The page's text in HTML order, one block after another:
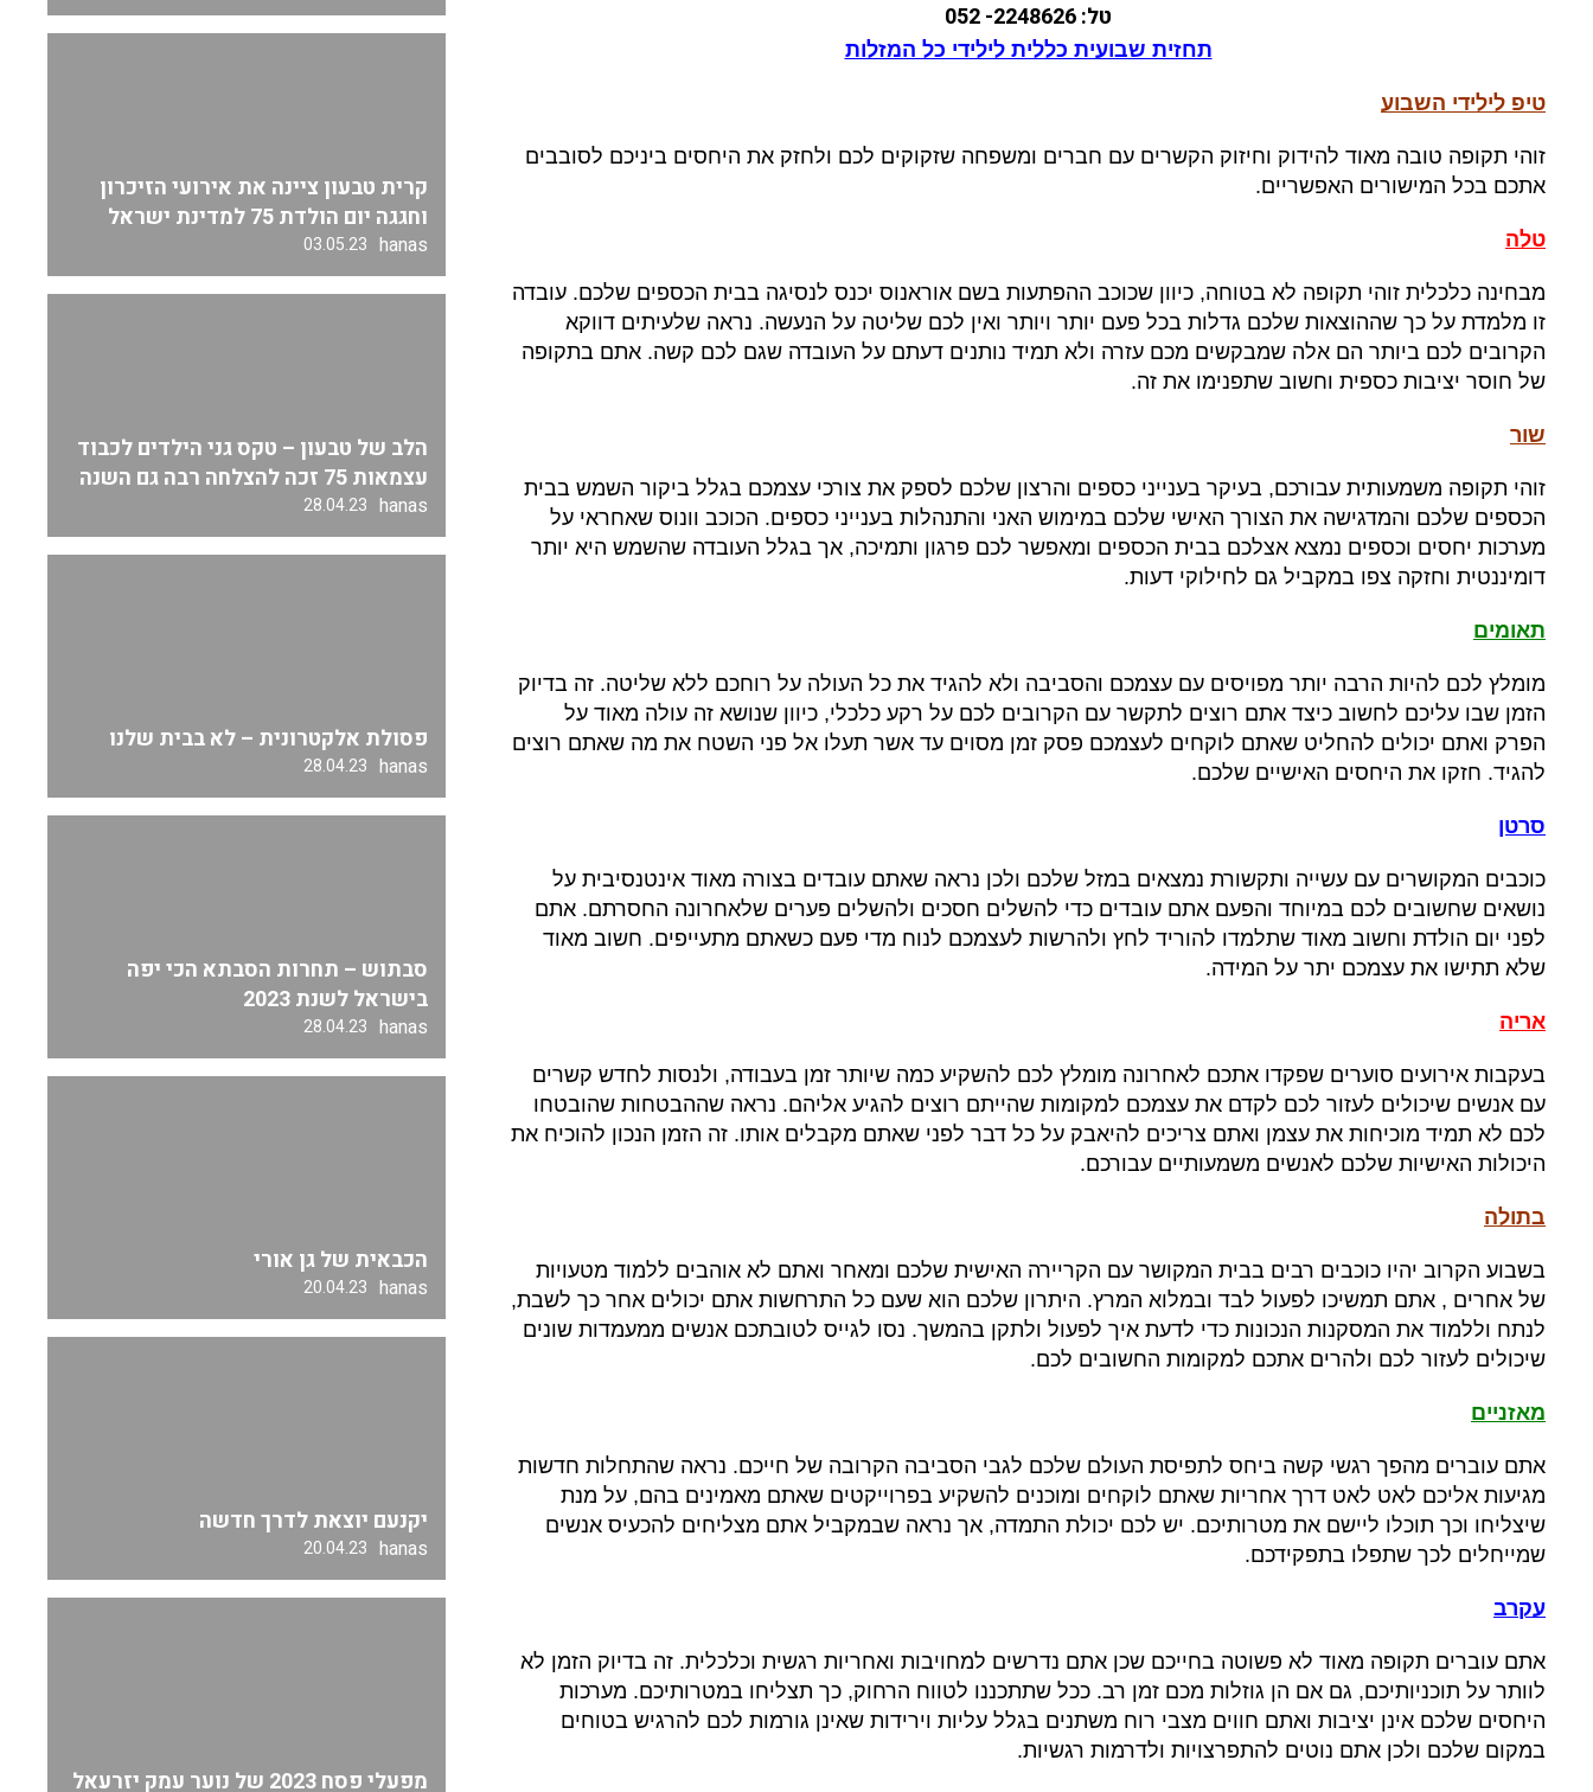
טל:
052
תחזית שבועית כללית לילידי כל המזלות
טיפ לילידי השבוע
זוהי תקופה טובה מאוד להידוק וחיזוק הקשרים עם חברים ומשפחה שזקוקים לכם ולחזק את היחסים ביניכם לסובבים
אתכם בכל המישורים האפשריים.
טלה
מבחינה כלכלית זוהי תקופה לא בטוחה, כיוון שכוכב ההפתעות בשם אוראנוס יכנס לנסיגה בבית הכספים שלכם. עובדה
זו מלמדת על כך שההוצאות שלכם גדלות בכל פעם יותר ויותר ואין לכם שליטה על הנעשה. נראה שלעיתים דווקא
הקרובים לכם ביותר הם אלה שמבקשים מכם עזרה ולא תמיד נותנים דעתם על העובדה שגם לכם קשה. אתם בתקופה
של חוסר יציבות כספית וחשוב שתפנימו את זה.
שור
זוהי תקופה משמעותית עבורכם, בעיקר בענייני כספים והרצון שלכם לספק את צורכי עצמכם בגלל ביקור השמש בבית
הכספים שלכם והמדגישה את הצורך האישי שלכם במימוש האני והתנהלות בענייני כספים. הכוכב וונוס שאחראי על
מערכות יחסים וכספים נמצא אצלכם בבית הכספים ומאפשר לכם פרגון ותמיכה, אך בגלל העובדה שהשמש היא יותר
דומיננטית וחזקה צפו במקביל גם לחילוקי דעות.
תאומים
מומלץ לכם להיות הרבה יותר מפויסים עם עצמכם והסביבה ולא להגיד את כל העולה על רוחכם ללא שליטה. זה בדיוק
הזמן שבו עליכם לחשוב כיצד אתם רוצים לתקשר עם הקרובים לכם על רקע כלכלי, כיוון שנושא זה עולה מאוד על
הפרק ואתם יכולים להחליט שאתם לוקחים לעצמכם פסק זמן מסוים עד אשר תעלו אל פני השטח את מה שאתם רוצים
להגיד. חזקו את היחסים האישיים שלכם.
סרטן
כוכבים המקושרים עם עשייה ותקשורת נמצאים במזל שלכם ולכן נראה שאתם עובדים בצורה מאוד אינטנסיבית על
נושאים שחשובים לכם במיוחד והפעם אתם עובדים כדי להשלים חסכים ולהשלים פערים שלאחרונה החסרתם. אתם
לפני יום הולדת וחשוב מאוד שתלמדו להוריד לחץ ולהרשות לעצמכם לנוח מדי פעם כשאתם מתעייפים. חשוב מאוד
שלא תתישו את עצמכם יתר על המידה.
אריה
בעקבות אירועים סוערים שפקדו אתכם לאחרונה מומלץ לכם להשקיע כמה שיותר זמן בעבודה, ולנסות לחדש קשרים
עם אנשים שיכולים לעזור לכם לקדם את עצמכם למקומות שהייתם רוצים להגיע אליהם. נראה שההבטחות שהובטחו
לכם לא תמיד מוכיחות את עצמן ואתם צריכים להיאבק על כל דבר לפני שאתם מקבלים אותו. זה הזמן הנכון להוכיח את
היכולות האישיות שלכם לאנשים משמעותיים עבורכם.
בתולה
בשבוע הקרוב יהיו כוכבים רבים בבית המקושר עם הקריירה האישית שלכם ומאחר ואתם לא אוהבים ללמוד מטעויות
של אחרים , אתם תמשיכו לפעול לבד ובמלוא המרץ. היתרון שלכם הוא שעם כל התרחשות אתם יכולים אחר כך לשבת,
לנתח וללמוד את המסקנות הנכונות כדי לדעת איך לפעול ולתקן בהמשך. נסו לגייס לטובתכם אנשים ממעמדות שונים
שיכולים לעזור לכם ולהרים אתכם למקומות החשובים לכם.
מאזניים
אתם עוברים מהפך רגשי קשה ביחס לתפיסת העולם שלכם לגבי הסביבה הקרובה של חייכם. נראה שהתחלות חדשות
מגיעות אליכם לאט לאט דרך אחריות שאתם לוקחים ומוכנים להשקיע בפרוייקטים שאתם מאמינים בהם, על מנת
שיצליחו וכך תוכלו ליישם את מטרותיכם. יש לכם יכולת התמדה, אך נראה שבמקביל אתם מצליחים להכעיס אנשים
שמייחלים לכך שתפלו בתפקידכם.
עקרב
אתם עוברים תקופה מאוד לא פשוטה בחייכם שכן אתם נדרשים למחויבות ואחריות רגשית וכלכלית. זה בדיוק הזמן לא
לוותר על תוכניותיכם, גם אם הן גוזלות מכם זמן רב. ככל שתתכננו לטווח הרחוק, כך תצליחו במטרותיכם. מערכות
היחסים שלכם אינן יציבות ואתם חווים מצבי רוח משתנים בגלל עליות וירידות שאינן גורמות לכם להרגיש בטוחים
במקום שלכם ולכן אתם נוטים להתפרצויות ולדרמות רגשיות.
קרית טבעון ציינה את אירועי הזיכרון
וחגגה יום הולדת 75 למדינת ישראל
hanas
03.05.23
הלב של טבעון – טקס גני הילדים לכבוד
עצמאות 75 זכה להצלחה רבה גם השנה
hanas
28.04.23
פסולת אלקטרונית – לא בבית שלנו
hanas
28.04.23
סבתוש – תחרות הסבתא הכי יפה
בישראל לשנת 2023
hanas
28.04.23
הכבאית של גן אורי
hanas
20.04.23
יקנעם יוצאת לדרך חדשה
hanas
20.04.23
מפעלי פסח 2023 של נוער עמק יזרעאל